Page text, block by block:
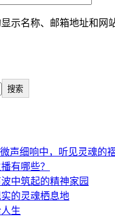
示名称、邮箱地址和网
搜索
声细响中，听见灵魂的
有哪些？
中筑起的精神家园
的灵魂栖息地
生